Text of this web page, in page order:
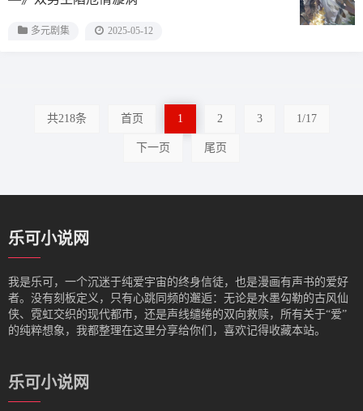
多元剧集 2025-05-12
共218条 首页 1 2 3 1/17
下一页 尾页
乐可小说网
我是‌乐可，一个沉迷于纯爱宇宙的终身信徒，也是漫画有声书的爱好
者。没有刻板定义，只有心跳同频的邂逅：无论是水墨勾勒的古风仙
侠、霓虹交织的现代都市，还是声线缱绻的双向救赎，所有关于“爱”
的纯粹想象，我都整理在这里分享给你们，喜欢记得收藏本站。
乐可小说网